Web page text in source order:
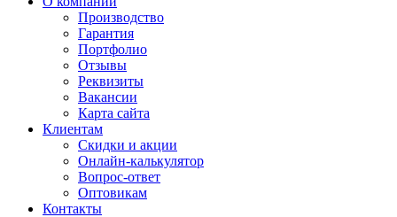
Производство
Гарантия
Портфолио
Отзывы
Реквизиты
Вакансии
Карта сайта
Клиентам
Скидки и акции
Онлайн-калькулятор
Вопрос-ответ
Оптовикам
Контакты